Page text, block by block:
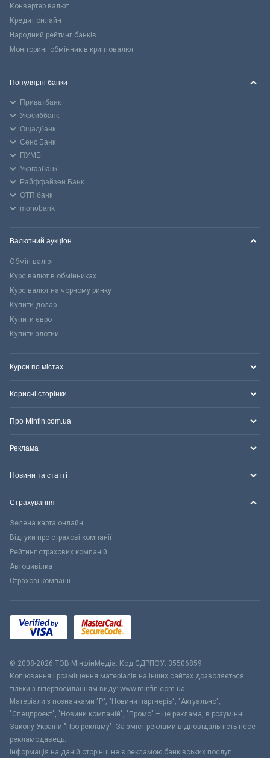
Конвертер валют
Кредит онлайн
Народний рейтинг банків
Моніторинг обмінників криптовалют
Популярні банки
Приватбанк
Укрсиббанк
Ощадбанк
Сенс Банк
ПУМБ
Укргазбанк
Райффайзен Банк
ОТП банк
monobank
Валютний аукціон
Обмін валют
Курс валют в обмінниках
Курс валют на чорному ринку
Купити долар
Купити євро
Купити злотий
Курси по містах
Корисні сторінки
Про Minfin.com.ua
Реклама
Новини та статті
Страхування
Зелена карта онлайн
Відгуки про страхові компанії
Рейтинг страхових компаній
Автоцивілка
Страхові компанії
© 2008-2026 ТОВ МiнфiнМедiа. Код ЄДРПОУ: 35506859
Копіювання і розміщення матеріалів на інших сайтах дозволяється
тільки з гіперпосиланням виду: www.minfin.com.ua
Матеріали з позначками "Р", "Новини партнерів", "Актуально",
"Спецпроект", "Новини компаній", "Промо" – це реклама, в розумінні
Закону України "Про рекламу". За зміст реклами відповідальність несе
рекламодавець.
Інформація на даній сторінці не є рекламою банківських послуг.